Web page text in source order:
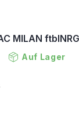
MILAN
Auf Lager